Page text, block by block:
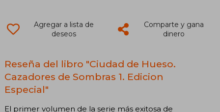
Agregar a lista de
deseos
Comparte y gana
dinero
Reseña del libro "Ciudad de Hueso.
Cazadores de Sombras 1. Edicion
Especial"
El primer volumen de la serie más exitosa de